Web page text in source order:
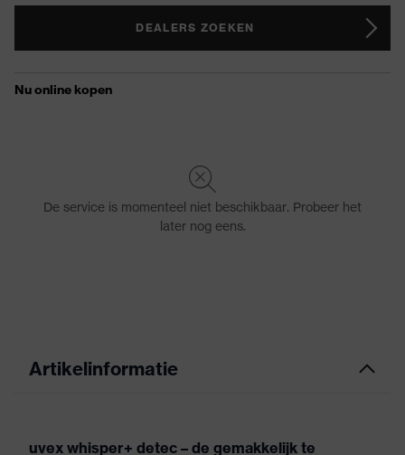
DEALERS ZOEKEN
Artikelinformatie
uvex whisper+ detec – de gemakkelijk te